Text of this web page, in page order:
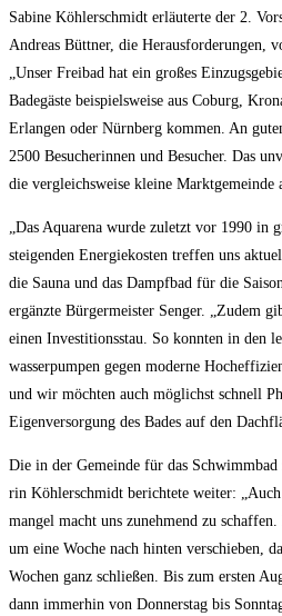
Sabi­ne Köh­ler­schmidt erläu­ter­te der 2.
Andre­as Bütt­ner, die Her­aus­for­de­run­gen,
„Unser Frei­bad hat ein gro­ßes
Bade­gäs­te bei­spiels­wei­se aus Coburg,
Erlan­gen oder Nürn­berg kom­men. An
2500 Besu­che­rin­nen und Besu­cher. Das
die ver­gleichs­wei­se klei­ne Markt­ge­mein­de
„Das Aqua­re­na wur­de zuletzt vor 1990 in
stei­gen­den Ener­gie­kos­ten tref­fen uns
die Sau­na und das Dampf­bad für die
ergänz­te Bür­ger­meis­ter Sen­ger. „Zudem
einen Inves­ti­ti­ons­stau. So konn­ten in den
was­ser­pum­pen gegen moder­ne
und wir möch­ten auch mög­lichst schnell
Eigen­ver­sor­gung des Bades auf den
Die in der Gemein­de für das
rin Köh­ler­schmidt berich­te­te wei­ter:
man­gel macht uns zuneh­mend zu
um eine Woche nach hin­ten ver­schie­ben,
Wochen ganz schlie­ßen. Bis zum ers­ten
dann immer­hin von Don­ners­tag bis